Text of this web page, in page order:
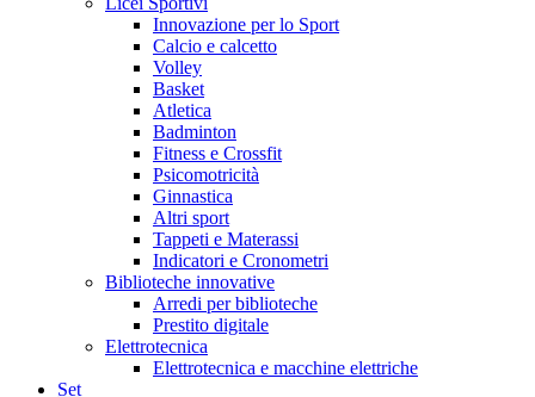
Innovazione per lo Sport
Calcio e calcetto
Volley
Basket
Atletica
Badminton
Fitness e Crossfit
Psicomotricità
Ginnastica
Altri sport
Tappeti e Materassi
Indicatori e Cronometri
Biblioteche innovative
Arredi per biblioteche
Prestito digitale
Elettrotecnica
Elettrotecnica e macchine elettriche
Set